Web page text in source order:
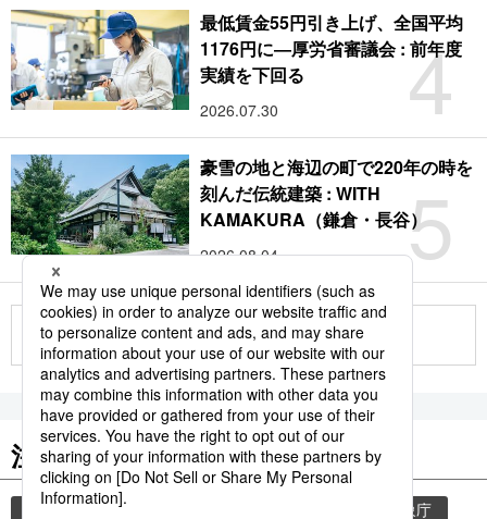
4
最低賃金55円引き上げ、全国平均
1176円に―厚労省審議会 : 前年度
実績を下回る
2026.07.30
5
豪雪の地と海辺の町で220年の時を
刻んだ伝統建築 : WITH
KAMAKURA（鎌倉・長谷）
2026.08.04
もっと見る
注目のキーワード
共同通信ニュース 気象庁